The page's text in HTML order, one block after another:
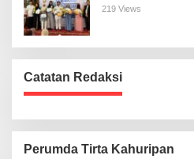
Dini dan Siapkan
219 Views
Catatan Redaksi
Perumda Tirta Kahuripan